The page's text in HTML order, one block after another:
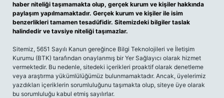
haber niteliği taşımamakta olup, gerçek kurum ve kişiler hakkında
paylaşım yapılmamaktadır. Gerçek kurum ve kişiler ile isim
benzerlikleri tamamen tesadüfidir. Sitemizdeki bilgiler taslak
halindedir ve tavsiye niteliği taşımazlar.
Sitemiz, 5651 Sayılı Kanun gereğince Bilgi Teknolojileri ve İletişim
Kurumu (BTK) tarafından onaylanmış bir Yer Sağlayıcı olarak hizmet
vermektedir. Bu nedenle, sitedeki içerikleri proaktif olarak denetleme
veya araştırma yükümlülüğümüz bulunmamaktadır. Ancak, üyelerimiz
yazdıkları içeriklerin sorumluluğunu taşımakta olup, siteye üye olarak
bu sorumluluğu kabul etmiş sayılırlar.